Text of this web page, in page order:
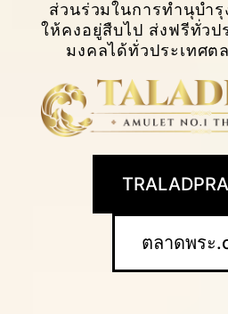
ส่วนร่วมในการทํานุบํา
ให้คงอยู่สืบไป ส่งฟรีทั่วป
มงคลได้ทั่วประเทศต
ตลาดพระ